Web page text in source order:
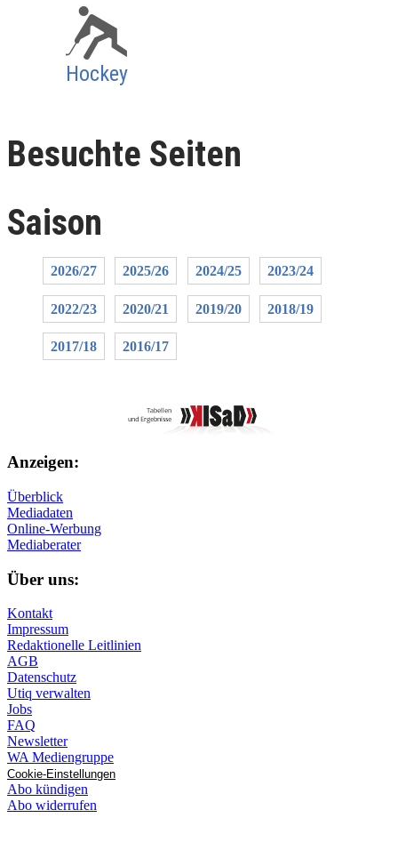
Hockey
Besuchte Seiten
Saison
2026/27 2025/26 2024/25 2023/24
2022/23 2020/21 2019/20 2018/19
2017/18 2016/17
Anzeigen:
Überblick
Mediadaten
Online-Werbung
Mediaberater
Über uns:
Kontakt
Impressum
Redaktionelle Leitlinien
AGB
Datenschutz
Utiq verwalten
Jobs
FAQ
Newsletter
WA Mediengruppe
Cookie-Einstellungen
Abo kündigen
Abo widerrufen